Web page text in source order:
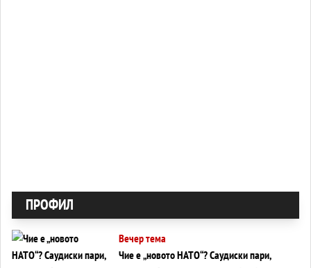
ПРОФИЛ
Вечер тема
Чие е „новото НАТО“? Саудиски пари,